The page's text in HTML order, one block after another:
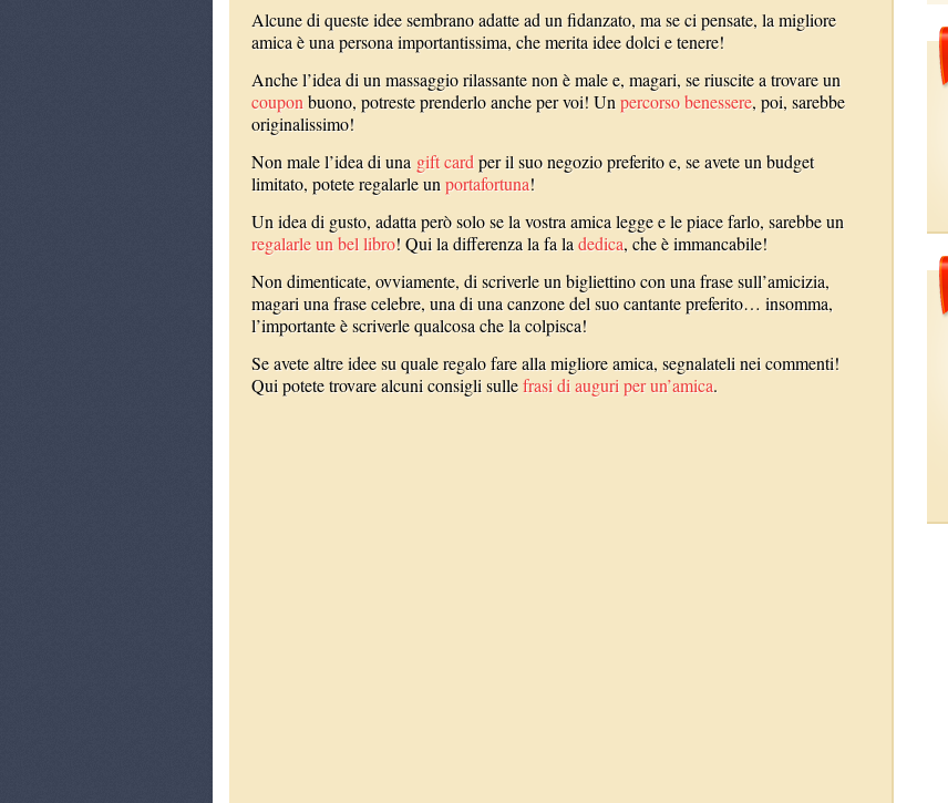
Alcune di queste idee sembrano adatte ad un fidanzato, ma se ci pensate, la migliore
amica è una persona importantissima, che merita idee dolci e tenere!
Anche l’idea di un massaggio rilassante non è male e, magari, se riuscite a trovare un
couponbuono, potreste prenderlo anche per voi! Unpercorso benessere, poi, sarebbe
originalissimo!
Non male l’idea di una gift cardper il suo negozio preferito e, se avete un budget
limitato, potete regalarle unportafortuna!
Un idea di gusto, adatta però solo se la vostra amica legge e le piace farlo, sarebbe un
regalarle un bel libro! Qui la differenza la fa ladedica, che è immancabile!
Non dimenticate, ovviamente, di scriverle un bigliettino con una frase sull’amicizia,
magari una frase celebre, una di una canzone del suo cantante preferito… insomma,
l’importante è scriverle qualcosa che la colpisca!
Se avete altre idee su quale regalo fare alla migliore amica, segnalateli nei commenti!
Qui potete trovare alcuni consigli sullefrasi di auguri per un’amica.